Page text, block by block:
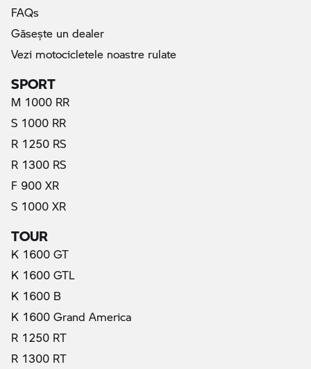
FAQs
Găseşte un dealer
Vezi motocicletele noastre rulate
SPORT
M 1000 RR
S 1000 RR
R 1250 RS
R 1300 RS
F 900 XR
S 1000 XR
TOUR
K 1600 GT
K 1600 GTL
K 1600 B
K 1600 Grand America
R 1250 RT
R 1300 RT